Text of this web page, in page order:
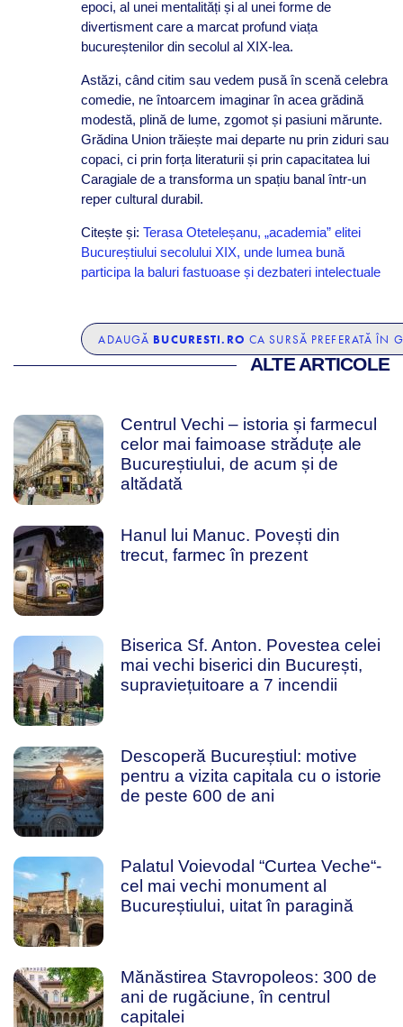
epoci, al unei mentalități și al unei forme de
divertisment care a marcat profund viața
bucureștenilor din secolul al XIX-lea.
Astăzi, când citim sau vedem pusă în scenă celebra
comedie, ne întoarcem imaginar în acea grădină
modestă, plină de lume, zgomot și pasiuni mărunte.
Grădina Union trăiește mai departe nu prin ziduri sau
copaci, ci prin forța literaturii și prin capacitatea lui
Caragiale de a transforma un spațiu banal într-un
reper cultural durabil.
Citește și: Terasa Oteteleșanu, „academia” elitei
Bucureștiului secolului XIX, unde lumea bună
participa la baluri fastuoase și dezbateri intelectuale
ADAUGĂ BUCURESTI.RO CA SURSĂ PREFERATĂ ÎN
ALTE ARTICOLE
Centrul Vechi – istoria și farmecul
celor mai faimoase străduțe ale
Bucureștiului, de acum și de
altădată
Hanul lui Manuc. Povești din
trecut, farmec în prezent
Biserica Sf. Anton. Povestea celei
mai vechi biserici din București,
supraviețuitoare a 7 incendii
Descoperă Bucureștiul: motive
pentru a vizita capitala cu o istorie
de peste 600 de ani
Palatul Voievodal “Curtea Veche“-
cel mai vechi monument al
Bucureștiului, uitat în paragină
Mănăstirea Stavropoleos: 300 de
ani de rugăciune, în centrul
capitalei